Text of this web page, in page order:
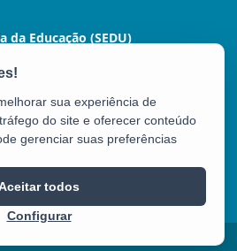
da Educação (SEDU)
1111 - Santa Lúcia
7600 / 3636-7601
sua experiência de
do site e oferecer conteúdo
gerenciar suas preferências
Configurar
todos